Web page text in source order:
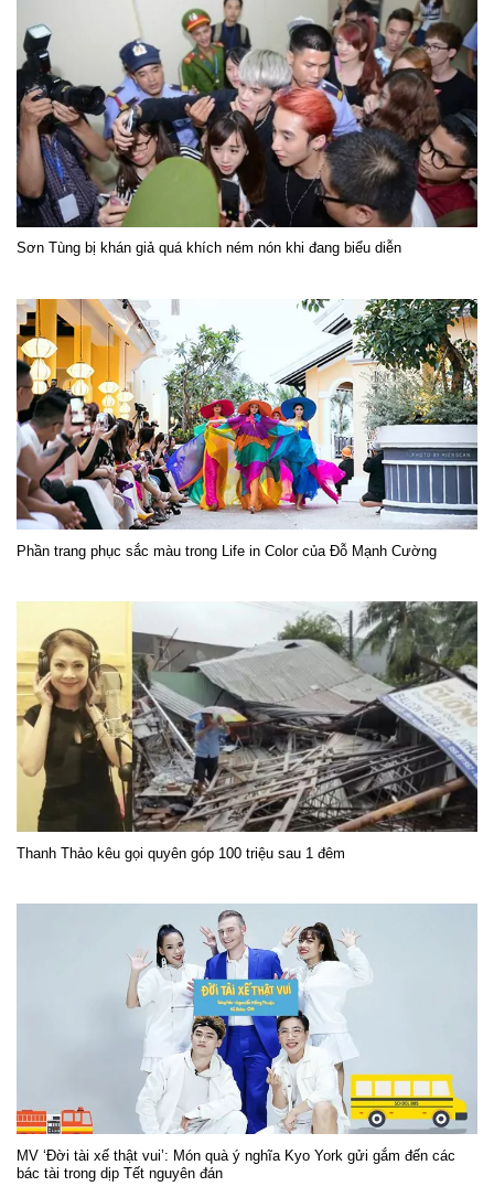
Sơn Tùng bị khán giả quá khích ném nón khi đang biểu diễn
Phần trang phục sắc màu trong Life in Color của Đỗ Mạnh Cường
Thanh Thảo kêu gọi quyên góp 100 triệu sau 1 đêm
MV ‘Đời tài xế thật vui’: Món quà ý nghĩa Kyo York gửi gắm đến các
bác tài trong dịp Tết nguyên đán